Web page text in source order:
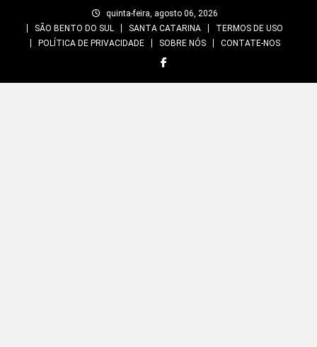
quinta-feira, agosto 06, 2026
SÃO BENTO DO SUL
SANTA CATARINA
TERMOS DE USO
POLÍTICA DE PRIVACIDADE
SOBRE NÓS CONTATE-NOS